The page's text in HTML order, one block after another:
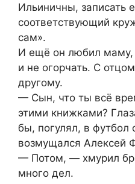
Ильиничны, записать
соответствующий
сам».
И ещё он любил маму,
и не огорчать. С
другому.
— Сын, что ты всё
этими книжками?
бы, погулял, в
возмущался Алексей
— Потом, — хмурил
много дел.